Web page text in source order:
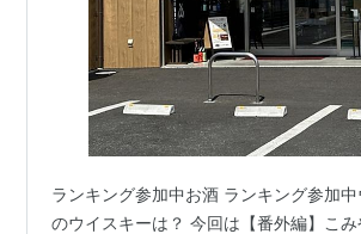
ランキング参加中お酒 ランキング参加
のウイスキーは？ 今回は【番外編】こ